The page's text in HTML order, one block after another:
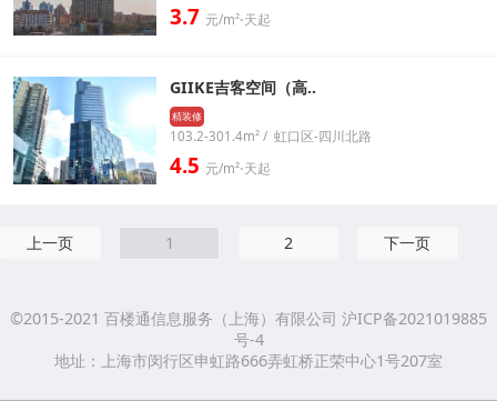
3.7 元/m²⋅天起
GIIKE吉客空间（高..
精装修
103.2-301.4m² / 虹口区-四川北路
4.5 元/m²⋅天起
上一页 1 2 下一页
©2015-2021 百楼通信息服务（上海）有限公司 沪ICP备2021019885
号-4
地址：上海市闵行区申虹路666弄虹桥正荣中心1号207室